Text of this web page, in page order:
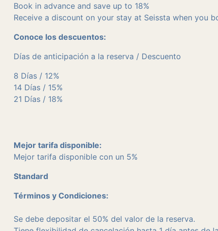
Book in advance and save up to 18%
Receive a discount on your stay at Seissta when you
Conoce los descuentos:
Días de anticipación a la reserva / Descuento
8 Días / 12%
14 Días / 15%
21 Días / 18%
Mejor tarifa disponible:
Mejor tarifa disponible con un 5%
Standard
Términos y Condiciones:
Se debe depositar el 50% del valor de la reserva.